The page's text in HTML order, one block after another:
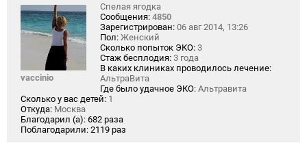
vaccinio
Спелая ягодка
Сообщения: 4850
Зарегистрирован: 06 авг 2014, 13:26
Пол: Женский
Сколько попыток ЭКО: 3
Стаж бесплодия: 3 года
В каких клиниках проводилось лечение:
АльтраВита
Где было удачное ЭКО: Альтравита
Сколько у вас детей: 1
Откуда: Москва
Благодарил (а): 682 раза
Поблагодарили: 2119 раз